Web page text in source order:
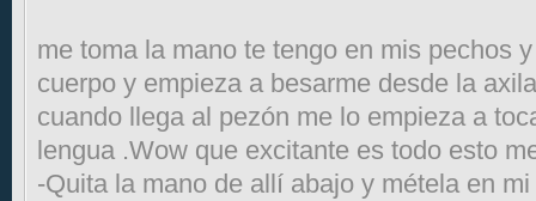
me toma la mano te tengo en mis pechos
cuerpo y empieza a besarme desde la
cuando llega al pezón me lo empieza a
lengua .Wow que excitante es todo esto
-Quita la mano de allí abajo y métela en